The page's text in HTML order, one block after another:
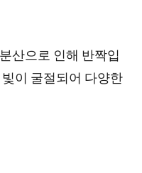
산으로 인해 반짝입
이 굴절되어 다양한